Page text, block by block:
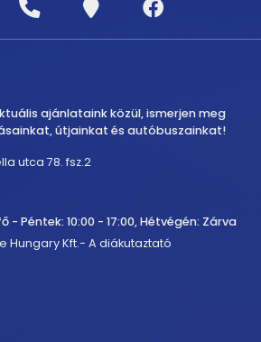
ajánlataink közül, ismerjen meg
útjainkat és autóbuszainkat!
utca 78. fsz.2
Péntek: 10:00 - 17:00, Hétvégén: Zárva
Hungary Kft.- A diákutaztató